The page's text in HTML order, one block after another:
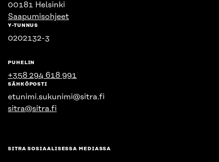
00181 Helsinki
Saapumisohjeet
Y-TUNNUS
0202132-3
PUHELIN
+358 294 618 991
SÄHKÖPOSTI
etunimi.sukunimi@sitra.fi
sitra@sitra.fi
SITRA SOSIAALISESSA MEDIASSA